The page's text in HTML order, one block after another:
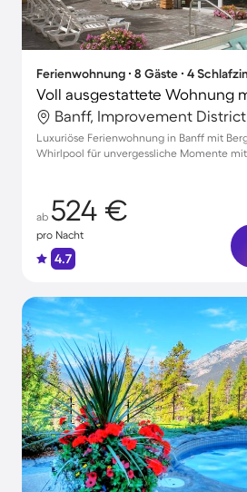
Ferienwohnung ∙ 8 Gäste ∙ 4
Banff, Improvement District
Luxuriöse Ferienwohnung in Banff mit
Whirlpool für unvergessliche Momente mit
ab 524 €
pro Nacht
4.7